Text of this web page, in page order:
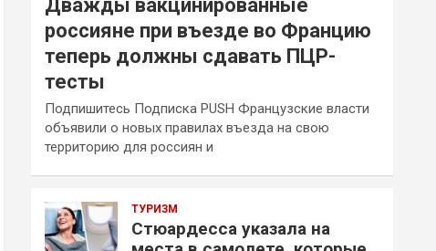
Дважды вакцинированные
россияне при въезде во Францию
теперь должны сдавать ПЦР-
тесты
Подпишитесь Подписка PUSH Французские власти
объявили о новых правилах въезда на свою
территорию для россиян и
ТУРИЗМ
Стюардесса указала на